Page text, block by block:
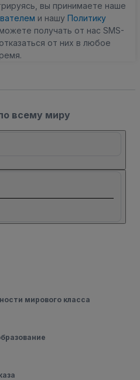
вы принимаете наше
и нашу Политику
получать от нас SMS-
от них в любое
всему миру
мирового класса